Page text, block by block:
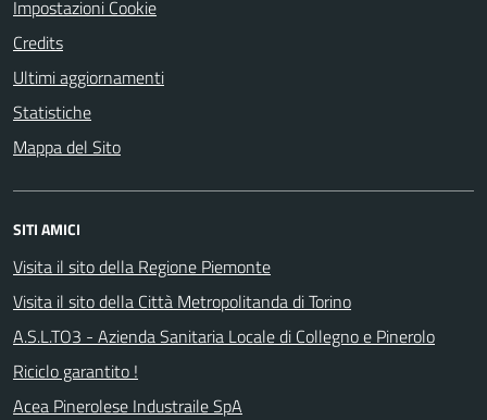
Impostazioni Cookie
Credits
Ultimi aggiornamenti
Statistiche
Mappa del Sito
SITI AMICI
Visita il sito della Regione Piemonte
Visita il sito della Città Metropolitanda di Torino
A.S.L.TO3 - Azienda Sanitaria Locale di Collegno e Pinerolo
Riciclo garantito !
Acea Pinerolese Industraile SpA